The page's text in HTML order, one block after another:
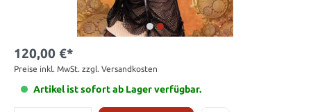
120,00 €*
Preise inkl. MwSt. zzgl. Versandkosten
Artikel ist sofort ab Lager verfügbar.